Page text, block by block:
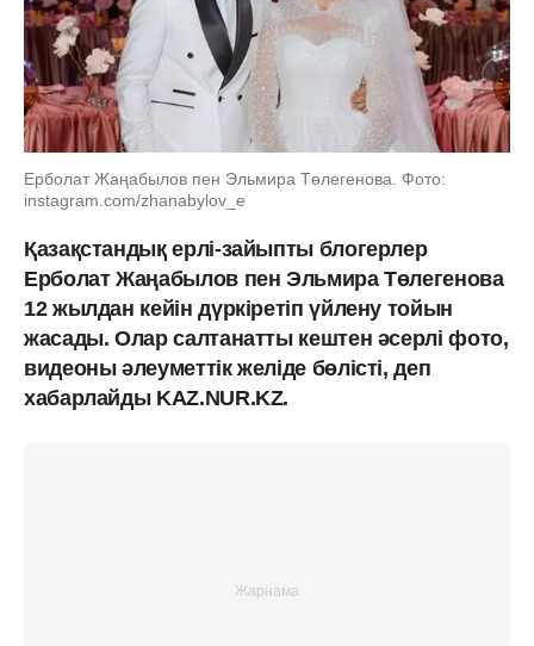
Ерболат Жаңабылов пен Эльмира Төлегенова. Фото:
instagram.com/zhanabylov_e
Қазақстандық ерлі-зайыпты блогерлер
Ерболат Жаңабылов пен Эльмира Төлегенова
12 жылдан кейін дүркіретіп үйлену тойын
жасады. Олар салтанатты кештен әсерлі фото,
видеоны әлеуметтік желіде бөлісті, деп
хабарлайды KAZ.NUR.KZ.